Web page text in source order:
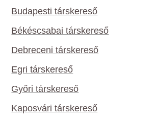
Budapesti társkereső
Békéscsabai társkereső
Debreceni társkereső
Egri társkereső
Győri társkereső
Kaposvári társkereső